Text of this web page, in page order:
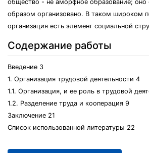
общество - не аморфное образование; оно
образом организовано. В таком широком
организация есть элемент социальной
Содержание работы
Введение 3
1. Организация трудовой деятельности 4
1.1. Организация, и ее роль в трудовой
1.2. Разделение труда и кооперация 9
Заключение 21
Список использованной литературы 22